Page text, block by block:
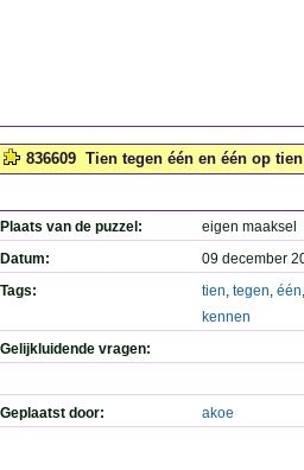
836609 Tien tegen één en één op
Plaats van de puzzel:
eigen maaksel
Datum:
09 december
Tags:
tien, tegen, één
kennen
Gelijkluidende vragen:
Geplaatst door: akoe